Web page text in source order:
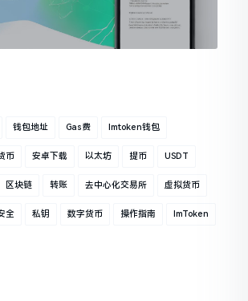
钱包地址 Gas费 Imtoken钱包
币 安卓下载 以太坊 提币 USDT
区块链 转账 去中心化交易所 虚拟货币
全 私钥 数字货币 操作指南 ImToken